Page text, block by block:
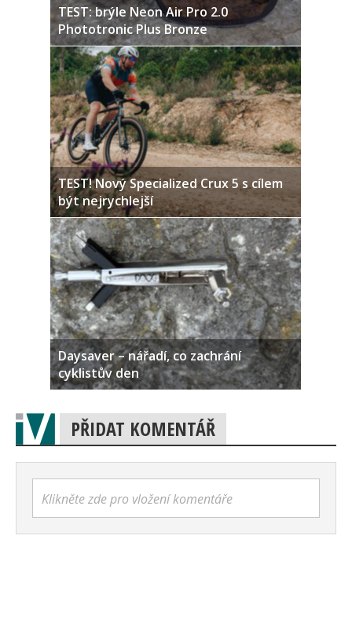
TEST: brýle Neon Air Pro 2.0
Phototronic Plus Bronze
TEST! Nový Specialized Crux 5 s cílem
být nejrychlejší
Daysaver – nářadí, co zachrání
cyklistův den
PŘIDAT KOMENTÁŘ
Klikněte zde pro vložení komentáře